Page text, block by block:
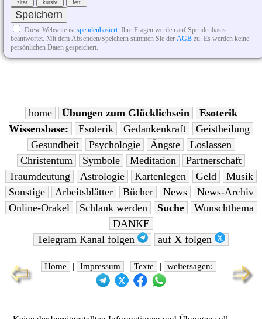
Diese Webseite ist spendenbasiert. Ihre Fragen werden auf Spendenbasis
beantwortet. Mit dem Absenden/Speichern stimmen Sie der AGBzu. Es werden keine
persönlichen Daten gespeichert.
home Übungen zum Glücklichsein
Esoterik
Wissensbase:
Esoterik Gedankenkraft
Geistheilung
Gesundheit
Psychologie Ängste
Loslassen
Christentum
Symbole Meditation
Partnerschaft
Traumdeutung
Astrologie Kartenlegen Geld
Musik
Sonstige
Arbeitsblätter Bücher News
News-Archiv
Online-Orakel
Schlank werden Suche
Wunschthema
DANKE
Telegram Kanal folgen
auf X folgen
Home | Impressum | Texte | weitersagen: